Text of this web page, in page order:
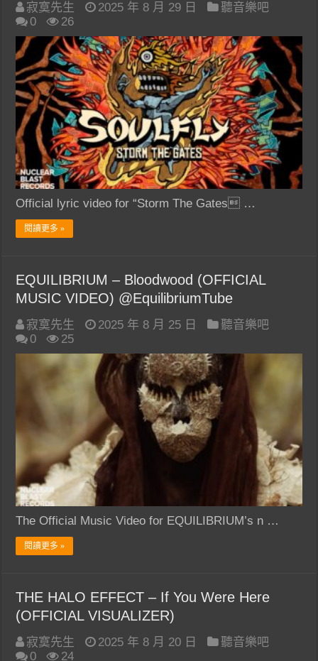
寂寞先生 2025 年 8 月 29 日
聽音樂吧
0
26
Official lyric video for “Storm The Gates …
閱讀更多 »
EQUILIBRIUM – Bloodwood (OFFICIAL
MUSIC VIDEO) @EquilibriumTube
寂寞先生 2025 年 8 月 25 日
聽音樂吧
0
25
The Official Music Video for EQUILIBRIUM’s n …
閱讀更多 »
THE HALO EFFECT – If You Were Here
(OFFICIAL VISUALIZER)
寂寞先生 2025 年 8 月 20 日
聽音樂吧
0
24